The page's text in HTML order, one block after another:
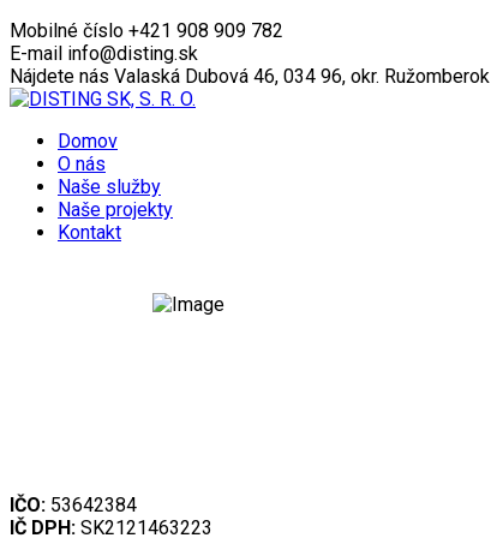
Mobilné číslo +421 908 909 782
E-mail info@disting.sk
Nájdete nás Valaská Dubová 46, 034 96, okr. Ružomberok
Domov
O nás
Naše služby
Naše projekty
Kontakt
IČO: 53642384
IČ DPH: SK2121463223